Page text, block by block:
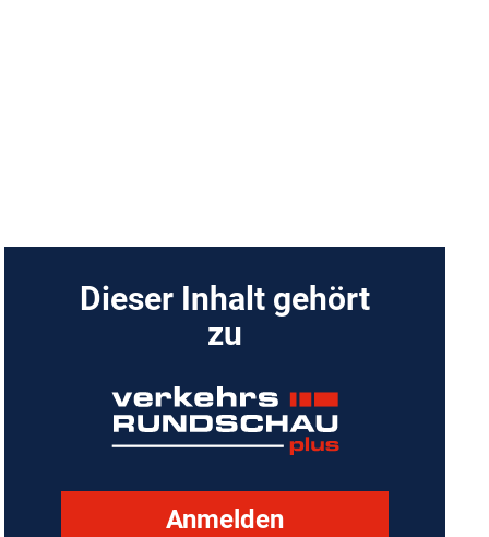
Dieser Inhalt gehört
zu
Anmelden